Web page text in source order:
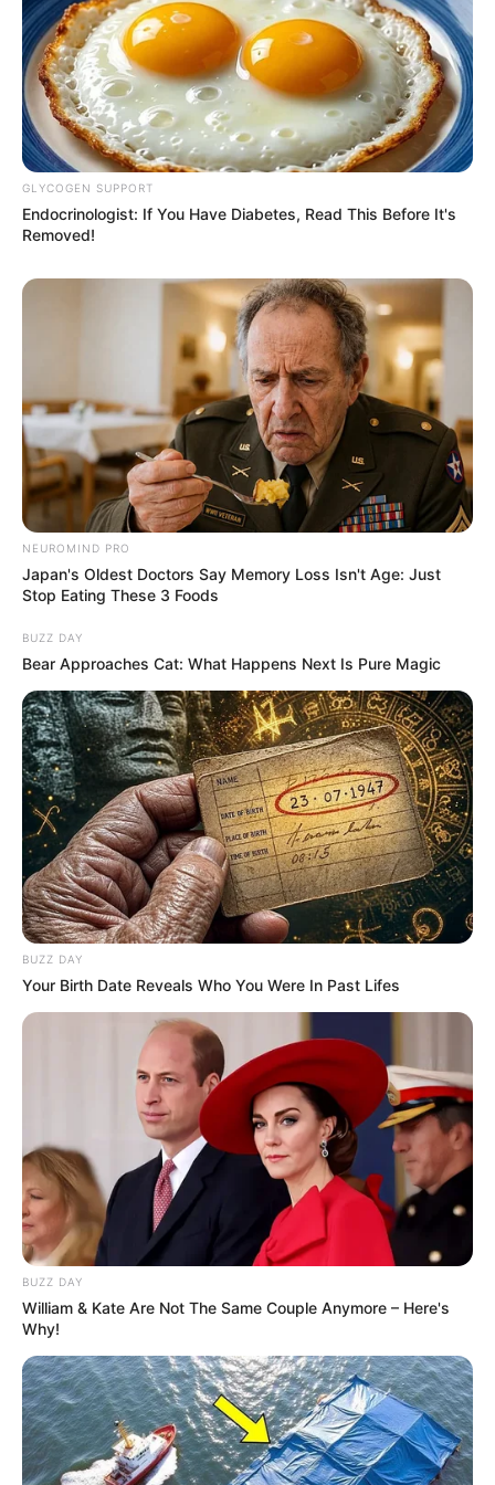
Tapete de Crochê
Redondo: Passo a Passos +
34 Fotos
+46 Fotos
Chaveiro de Crochê: 38
Modelos com Passo a
Passo
Deixe seu comentário
9 Comentários
Maria Aparecida Malange há 7 anos
Adorei tudo..
TEREZINHA há 7 anos
Bom dia! Cada um mais lindo que o outro. Parabéns e
obrigada
em resposta à TEREZINHA
Que bom que gostou, Terezinha. Espero que consiga
fazer alguns aí na sua casa!
Maria da Conceição Silva Da costa há 7 anos
GLYCOGEN SUPPORT
Endocrinologist: If You Have Diabetes, Read This Before It's
Removed!
NEUROMIND PRO
Japan's Oldest Doctors Say Memory Loss Isn't Age: Just
Stop Eating These 3 Foods
BUZZ DAY
Bear Approaches Cat: What Happens Next Is Pure Magic
BUZZ DAY
Your Birth Date Reveals Who You Were In Past Lifes
BUZZ DAY
William & Kate Are Not The Same Couple Anymore – Here's
Why!